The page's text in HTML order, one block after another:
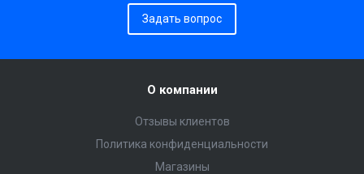
Задать вопрос
О компании
Отзывы клиентов
Политика конфиденциальности
Магазины